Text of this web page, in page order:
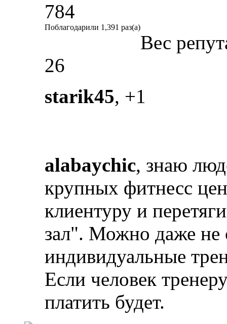
784
Поблагодарили 1,391 раз(а)
Вес
26
starik45, +1
alabaychic, знаю
крупных фитнесс
клиентуру и
зал". Можно даже не
индивидуальные
Если человек
платить будет.